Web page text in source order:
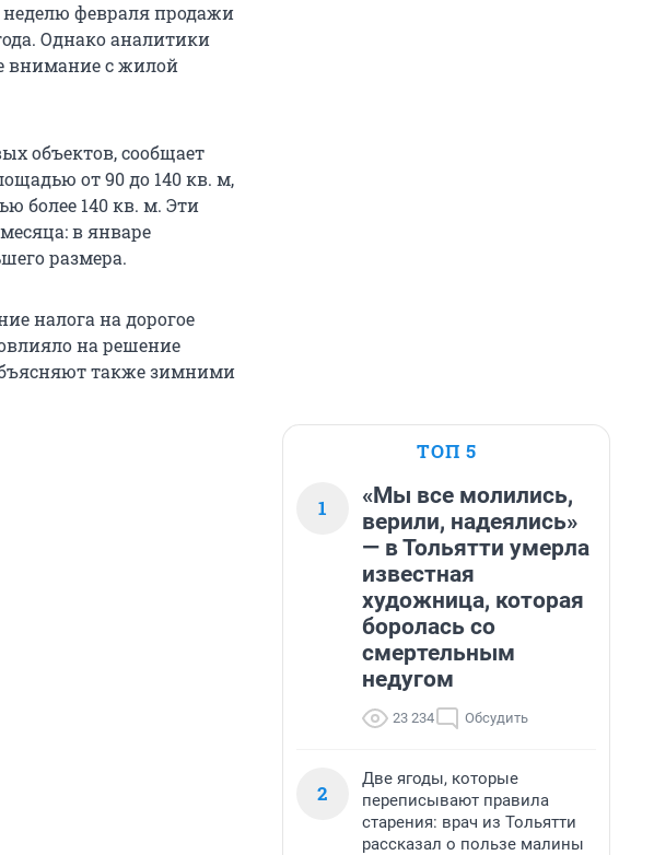
февраля продажи
Однако аналитики
внимание с жилой
объектов, сообщает
от 90 до 140 кв. м,
более 140 кв. м. Эти
в январе
размера.
налога на дорогое
на решение
также зимними
ТОП 5
1
«Мы все молились,
верили, надеялись»
— в Тольятти умерла
известная
художница, которая
боролась со
смертельным
недугом
23 234 Обсудить
2
Две ягоды, которые
переписывают правила
старения: врач из Тольятти
рассказал о пользе малины